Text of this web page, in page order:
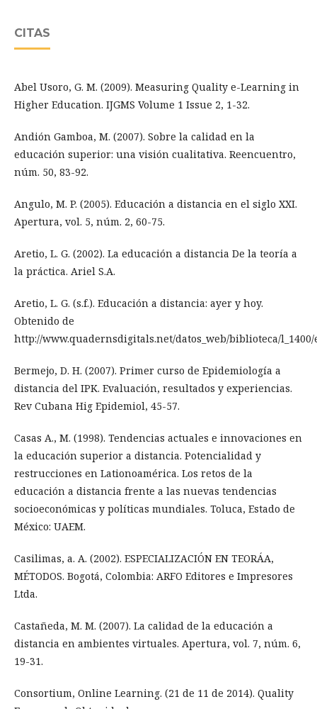
CITAS
Abel Usoro, G. M. (2009). Measuring Quality e-Learning in
Higher Education. IJGMS Volume 1 Issue 2, 1-32.
Andión Gamboa, M. (2007). Sobre la calidad en la
educación superior: una visión cualitativa. Reencuentro,
núm. 50, 83-92.
Angulo, M. P. (2005). Educación a distancia en el siglo XXI.
Apertura, vol. 5, núm. 2, 60-75.
Aretio, L. G. (2002). La educación a distancia De la teoría a
la práctica. Ariel S.A.
Aretio, L. G. (s.f.). Educación a distancia: ayer y hoy.
Obtenido de
http://www.quadernsdigitals.net/datos_web/biblioteca/
Bermejo, D. H. (2007). Primer curso de Epidemiología a
distancia del IPK. Evaluación, resultados y experiencias.
Rev Cubana Hig Epidemiol, 45-57.
Casas A., M. (1998). Tendencias actuales e innovaciones en
la educación superior a distancia. Potencialidad y
restrucciones en Lationoamérica. Los retos de la
educación a distancia frente a las nuevas tendencias
socioeconómicas y políticas mundiales. Toluca, Estado de
México: UAEM.
Casilimas, a. A. (2002). ESPECIALIZACIÓN EN TEORÁA,
MÉTODOS. Bogotá, Colombia: ARFO Editores e Impresores
Ltda.
Castañeda, M. M. (2007). La calidad de la educación a
distancia en ambientes virtuales. Apertura, vol. 7, núm. 6,
19-31.
Consortium, Online Learning. (21 de 11 de 2014). Quality